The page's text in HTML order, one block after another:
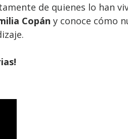
de quienes lo han
Copán y conoce cómo